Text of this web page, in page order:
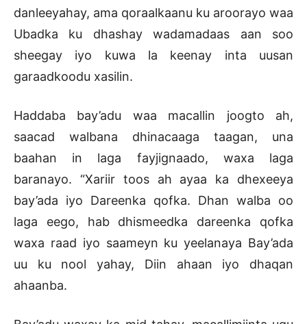
danleeyahay, ama qoraalkaanu ku aroorayo waa
Ubadka ku dhashay wadamadaas aan soo
sheegay iyo kuwa la keenay inta uusan
garaadkoodu xasilin.
Haddaba bay’adu waa macallin joogto ah,
saacad walbana dhinacaaga taagan, una
baahan in laga fayjignaado, waxa laga
baranayo. “Xariir toos ah ayaa ka dhexeeya
bay’ada iyo Dareenka qofka. Dhan walba oo
laga eego, hab dhismeedka dareenka qofka
waxa raad iyo saameyn ku yeelanaya Bay’ada
uu ku nool yahay, Diin ahaan iyo dhaqan
ahaanba.